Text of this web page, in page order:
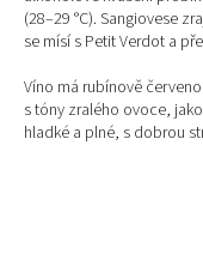
(28–29 °C). Sangiovese
se mísí s Petit Verdot a
Víno má rubínově
s tóny zralého ovoce,
hladké a plné, s dobrou